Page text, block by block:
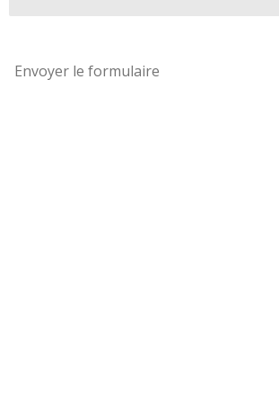
Envoyer le formulaire